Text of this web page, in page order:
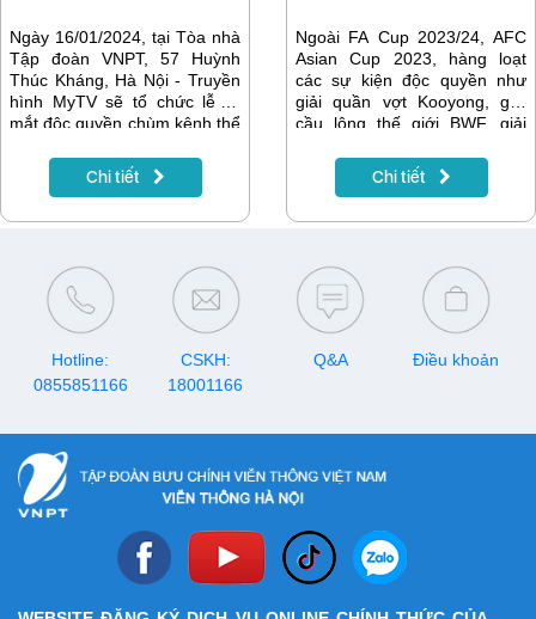
Ngày 16/01/2024, tại Tòa nhà
Tập đoàn VNPT, 57 Huỳnh
Thúc Kháng, Hà Nội - Truyền
hình MyTV sẽ tổ chức lễ ra
mắt độc quyền chùm kênh thể
SPOTV2. Tại sự kiện, khán
giả không chỉ có cơ hội trải
lưu với các KOL, vận động
viên nổi tiếng.
Chi tiết
Ngoài FA Cup 2023/24, AFC
Asian Cup 2023, hàng loạt
các sự kiện độc quyền như
giải quần vợt Kooyong, giải
cầu lông thế giới BWF, giải
MyTV trở thành một điểm đến
đa sắc của thể thao quốc tế
Chi tiết
Hotline:
0855851166
CSKH:
18001166
Q&A Điều khoản